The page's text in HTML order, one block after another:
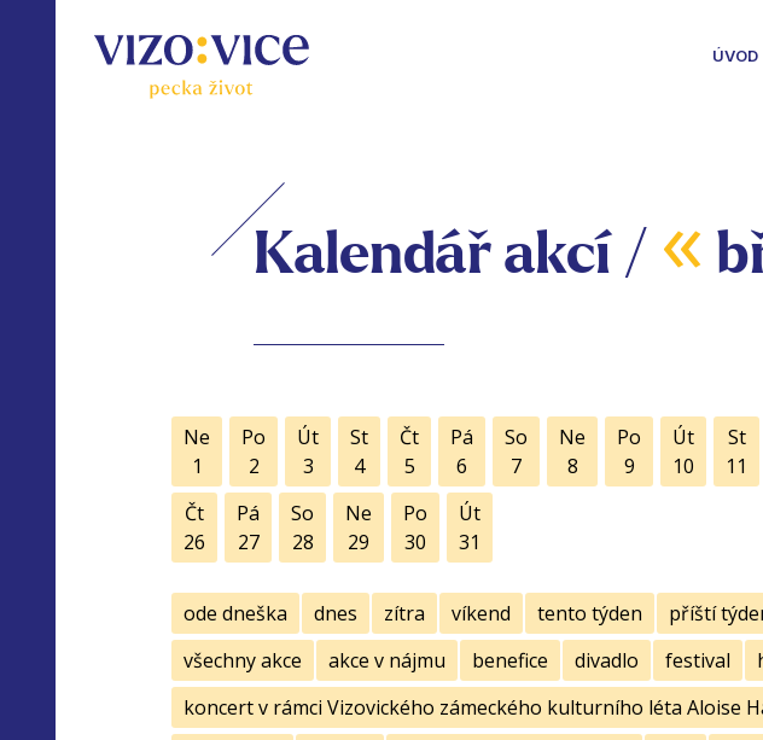
ÚVOD
Kalendář akcí / «
Ne
1
Po
2
Út
3
St
4
Čt
5
Pá
6
So
7
Ne
8
Po
9
Út
10
St
11
Čt
26
Pá
27
So
28
Ne
29
Po
30
Út
31
ode dneška dnes zítra víkend tento týden příští
všechny akce
akce v nájmu benefice divadlo festival
koncert v rámci Vizovického zámeckého kulturního léta Aloise